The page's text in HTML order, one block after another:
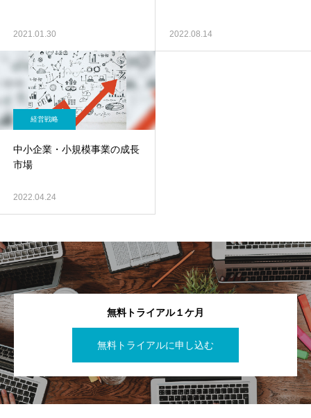
2021.01.30 2022.08.14
経営戦略
中小企業・小規模事業の成長
市場
2022.04.24
無料トライアル１ケ月
無料トライアルに申し込む